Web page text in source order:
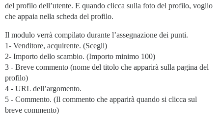
del profilo dell’utente. E quando clicca sulla foto del profilo, voglio
che appaia nella scheda del profilo.
Il modulo verrà compilato durante l’assegnazione dei punti.
1- Venditore, acquirente. (Scegli)
2- Importo dello scambio. (Importo minimo 100)
3 - Breve commento (nome del titolo che apparirà sulla pagina del
profilo)
4 - URL dell’argomento.
5 - Commento. (Il commento che apparirà quando si clicca sul
breve commento)